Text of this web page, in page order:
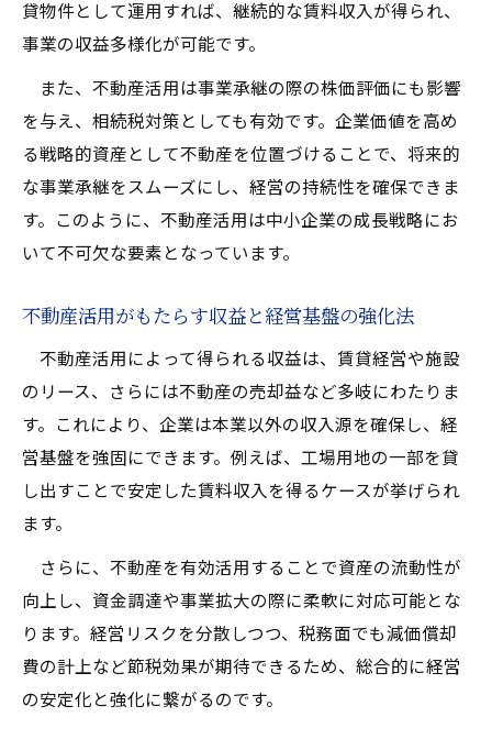
貸物件として運用すれば、継続的な賃料収入が得られ、
事業の収益多様化が可能です。
また、不動産活用は事業承継の際の株価評価にも影響
を与え、相続税対策としても有効です。企業価値を高め
る戦略的資産として不動産を位置づけることで、将来的
な事業承継をスムーズにし、経営の持続性を確保できま
す。このように、不動産活用は中小企業の成長戦略にお
いて不可欠な要素となっています。
不動産活用がもたらす収益と経営基盤の強化法
不動産活用によって得られる収益は、賃貸経営や施設
のリース、さらには不動産の売却益など多岐にわたりま
す。これにより、企業は本業以外の収入源を確保し、経
営基盤を強固にできます。例えば、工場用地の一部を貸
し出すことで安定した賃料収入を得るケースが挙げられ
ます。
さらに、不動産を有効活用することで資産の流動性が
向上し、資金調達や事業拡大の際に柔軟に対応可能とな
ります。経営リスクを分散しつつ、税務面でも減価償却
費の計上など節税効果が期待できるため、総合的に経営
の安定化と強化に繋がるのです。